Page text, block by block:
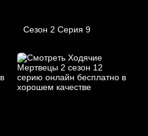
Сезон 2 Серия 9